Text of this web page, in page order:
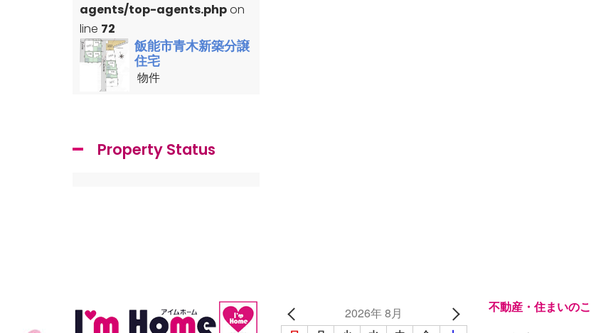
agents/top-agents.phpon
line 72
飯能市青木新築分譲
住宅
物件
Property Status
2026年 8月
不動産・住まいの